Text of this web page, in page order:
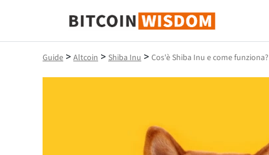
Saggezza Bitcoin
Guide > Altcoin > Shiba Inu > Cos'è Shiba Inu e come funziona?